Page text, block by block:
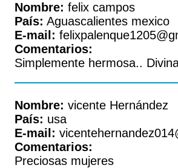
Nombre: felix campos
País: Aguascalientes mexico
E-mail:
Comentarios:
Simplemente hermosa..
Nombre: vicente Hernández
País: usa
E-mail:
Comentarios:
Preciosas mujeres